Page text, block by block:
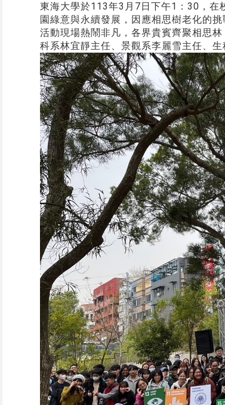
東海大學於113年3月7日下午1：30，在
園綠意與永續發展，因應相思樹老化的挑
活動現場熱鬧非凡，各界貴賓齊聚相思
科系林宜靜主任、景觀系李麗雪主任、